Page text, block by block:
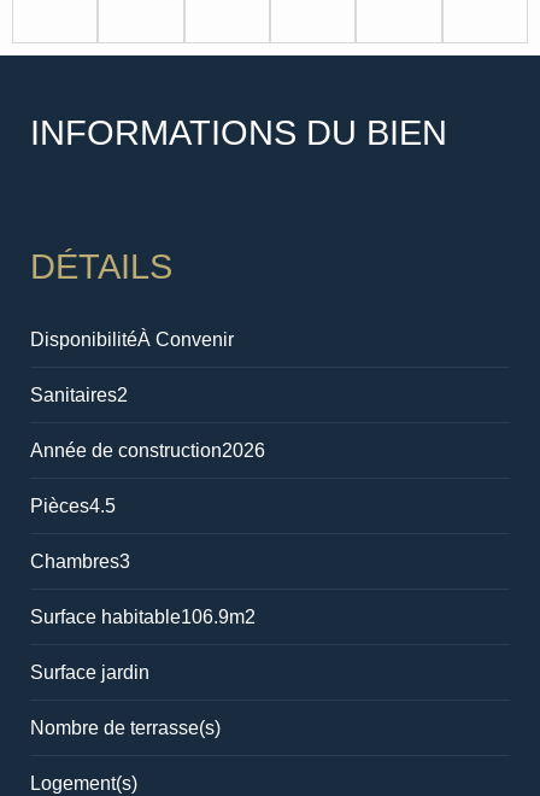
INFORMATIONS DU BIEN
DÉTAILS
DisponibilitéÀ Convenir
Sanitaires2
Année de construction2026
Pièces4.5
Chambres3
Surface habitable106.9m2
Surface jardin
Nombre de terrasse(s)
Logement(s)